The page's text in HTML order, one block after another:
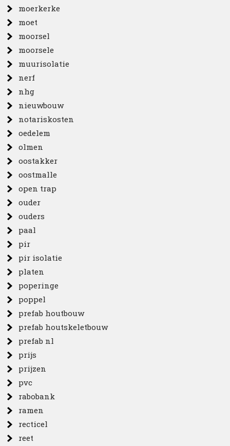
moerkerke
moet
moorsel
moorsele
muurisolatie
nerf
nhg
nieuwbouw
notariskosten
oedelem
olmen
oostakker
oostmalle
open trap
ouder
ouders
paal
pir
pir isolatie
platen
poperinge
poppel
prefab houtbouw
prefab houtskeletbouw
prefab nl
prijs
prijzen
pvc
rabobank
ramen
recticel
reet